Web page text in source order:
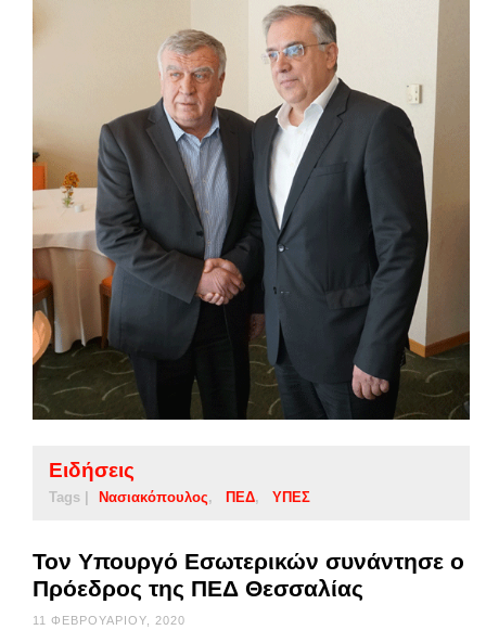
Ειδήσεις
Tags | Νασιακόπουλος ΠΕΔ ΥΠΕΣ
Τον Υπουργό Εσωτερικών συνάντησε ο
Πρόεδρος της ΠΕΔ Θεσσαλίας
11 ΦΕΒΡΟΥΑΡΊΟΥ, 2020